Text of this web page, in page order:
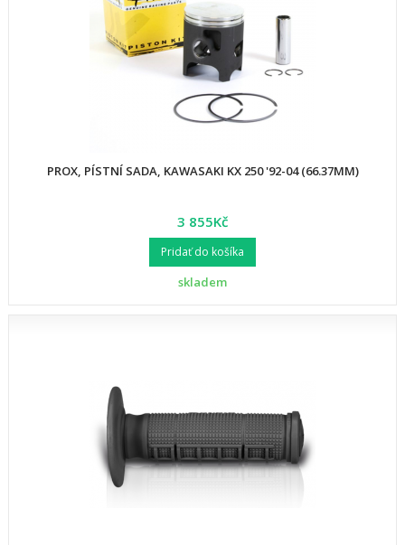
PROX, PÍSTNÍ SADA, KAWASAKI KX 250 '92-04 (66.37MM)
3 855Kč
Pridať do košíka
skladem